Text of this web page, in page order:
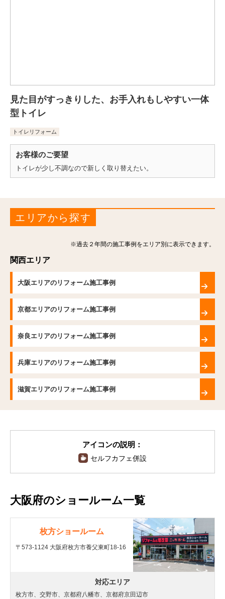
見た目がすっきりした、お手入れもしやすい一体
型トイレ
トイレリフォーム
お客様のご要望
トイレが少し不調なので新しく取り替えたい。
エリアから探す
※過去２年間の施工事例をエリア別に表示できます。
関西エリア
大阪エリアのリフォーム施工事例
京都エリアのリフォーム施工事例
奈良エリアのリフォーム施工事例
兵庫エリアのリフォーム施工事例
滋賀エリアのリフォーム施工事例
アイコンの説明：
セルフカフェ併設
大阪府のショールーム一覧
枚方ショールーム
〒573-1124 大阪府枚方市養父東町18-16
対応エリア
枚方市、交野市、京都府八幡市、京都府京田辺市